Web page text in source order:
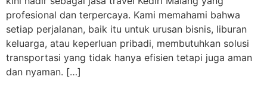
profesional dan terpercaya. Kami memahami bahwa
setiap perjalanan, baik itu untuk urusan bisnis, liburan
keluarga, atau keperluan pribadi, membutuhkan solusi
transportasi yang tidak hanya efisien tetapi juga aman
dan nyaman. […]